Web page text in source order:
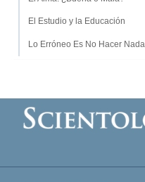
El Estudio y la Educación
Lo Erróneo Es No Hacer Nada